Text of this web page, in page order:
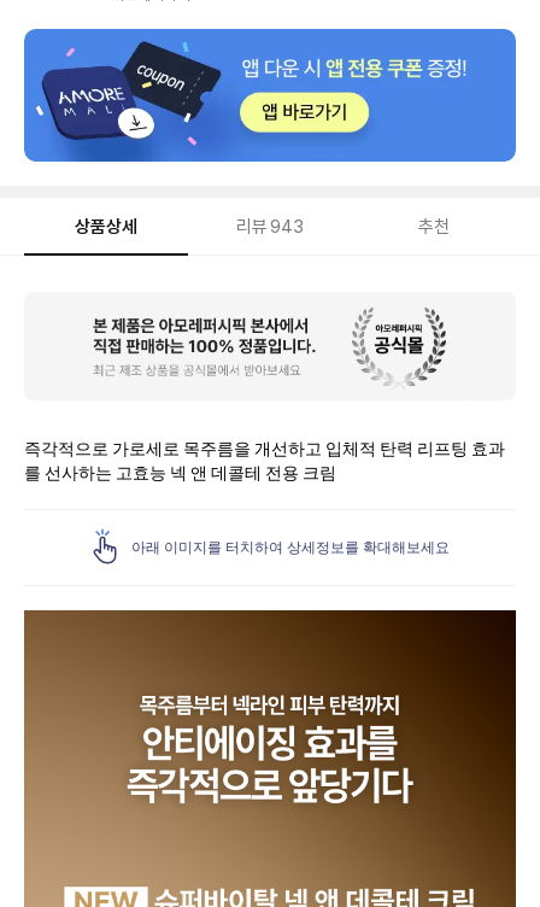
상품상세 리뷰943 추천
즉각적으로 가로세로 목주름을 개선하고 입체적 탄력 리프팅 효과
를 선사하는 고효능 넥 앤 데콜테 전용 크림
아래 이미지를 터치하여 상세정보를 확대해보세요